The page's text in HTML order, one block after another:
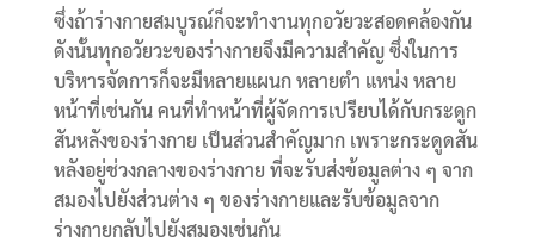
ซึ่งถ้าร่างกายสมบูรณ์ก็จะทำงานทุกอวัยวะสอดคล้องกัน
ดังนั้นทุกอวัยวะของร่างกายจึงมีความสำคัญ ซึ่งในการ
บริหารจัดการก็จะมีหลายแผนก หลายตำ แหน่ง หลาย
หน้าที่เช่นกัน คนที่ทำหน้าที่ผู้จัดการเปรียบได้กับกระดูก
สันหลังของร่างกาย เป็นส่วนสำคัญมาก เพราะกระดูดสัน
หลังอยู่ช่วงกลางของร่างกาย ที่จะรับส่งข้อมูลต่าง ๆ จาก
สมองไปยังส่วนต่าง ๆ ของร่างกายและรับข้อมูลจาก
ร่างกายกลับไปยังสมองเช่นกัน